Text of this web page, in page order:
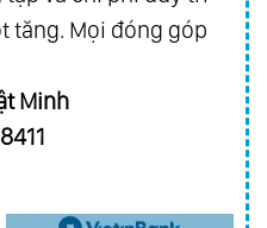
- Grandes
- Melodias
- Romance Y
tăng. Mọi đóng góp
Minh